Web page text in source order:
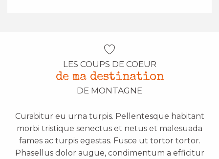
LES COUPS DE COEUR
de ma destination
DE MONTAGNE
Curabitur eu urna turpis. Pellentesque habitant
morbi tristique senectus et netus et malesuada
fames ac turpis egestas. Fusce ut tortor tortor.
Phasellus dolor augue, condimentum a efficitur